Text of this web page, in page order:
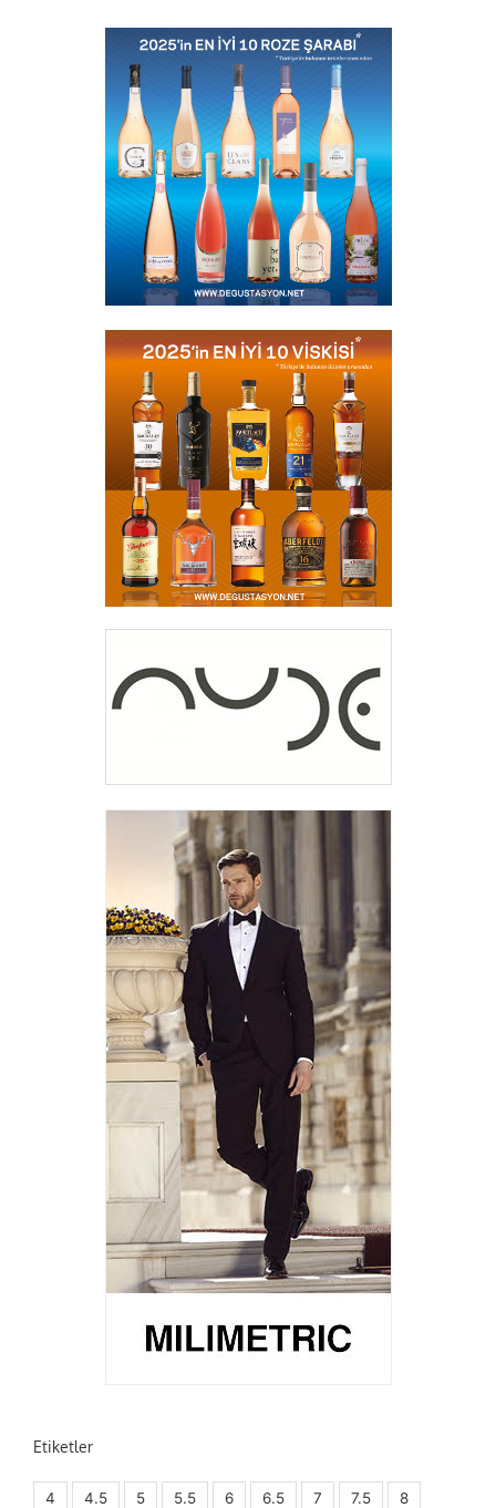
Etiketler
4 4.5 5 5.5 6 6.5 7 7.5 8